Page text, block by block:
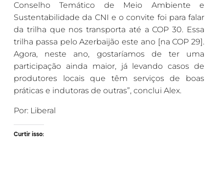
Conselho Temático de Meio Ambiente e
Sustentabilidade da CNI e o convite foi para falar
da trilha que nos transporta até a COP 30. Essa
trilha passa pelo Azerbaijão este ano [na COP 29].
Agora, neste ano, gostaríamos de ter uma
participação ainda maior, já levando casos de
produtores locais que têm serviços de boas
práticas e indutoras de outras”, conclui Alex.
Por: Liberal
Curtir isso: